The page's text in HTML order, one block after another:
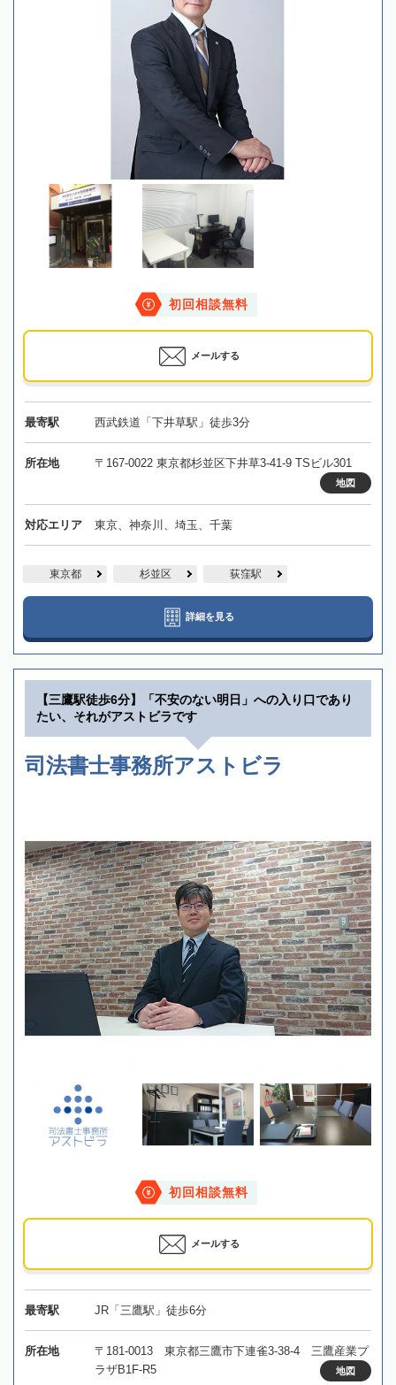
初回相談無料
メールする
最寄駅 西武鉄道「下井草駅」徒歩3分
所在地 〒167-0022 東京都杉並区下井草3-41-9 TSビル301
地図
対応エリア 東京、神奈川、埼玉、千葉
東京都 杉並区 荻窪駅
詳細を見る
【三鷹駅徒歩6分】「不安のない明日」への入り口であり
たい、それがアストビラです
司法書士事務所アストビラ
初回相談無料
メールする
最寄駅 JR「三鷹駅」徒歩6分
所在地
〒181-0013 東京都三鷹市下連雀3-38-4 三鷹産業プ
ラザB1F-R5
地図